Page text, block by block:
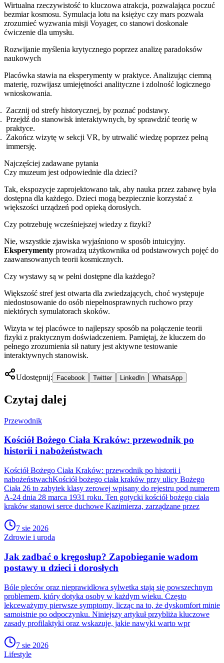
Wirtualna rzeczywistość to kluczowa atrakcja, pozwalająca poczuć
bezmiar kosmosu. Symulacja lotu na księżyc czy mars pozwala
zrozumieć wyzwania misji Voyager, co stanowi doskonałe
ćwiczenie dla umysłu.
Rozwijanie myślenia krytycznego poprzez analizę paradoksów
naukowych
Placówka stawia na eksperymenty w praktyce. Analizując ciemną
materię, rozwijasz umiejętności analityczne i zdolność logicznego
wnioskowania.
Zacznij od strefy historycznej, by poznać podstawy.
Przejdź do stanowisk interaktywnych, by sprawdzić teorię w
praktyce.
Zakończ wizytę w sekcji VR, by utrwalić wiedzę poprzez pełną
immersję.
Najczęściej zadawane pytania
Czy muzeum jest odpowiednie dla dzieci?
Tak, ekspozycje zaprojektowano tak, aby nauka przez zabawę była
dostępna dla każdego. Dzieci mogą bezpiecznie korzystać z
większości urządzeń pod opieką dorosłych.
Czy potrzebuję wcześniejszej wiedzy z fizyki?
Nie, wszystkie zjawiska wyjaśniono w sposób intuicyjny.
Eksperymenty prowadzą użytkownika od podstawowych pojęć do
zaawansowanych teorii kosmicznych.
Czy wystawy są w pełni dostępne dla każdego?
Większość stref jest otwarta dla zwiedzających, choć występuje
niedostosowanie do osób niepełnosprawnych ruchowo przy
niektórych symulatorach skoków.
Wizyta w tej placówce to najlepszy sposób na połączenie teorii
fizyki z praktycznym doświadczeniem. Pamiętaj, że kluczem do
pełnego zrozumienia sił natury jest aktywne testowanie
interaktywnych stanowisk.
Udostępnij: Facebook Twitter LinkedIn WhatsApp
Czytaj dalej
Przewodnik
Kościół Bożego Ciała Kraków: przewodnik po
historii i nabożeństwach
Kościół Bożego Ciała Kraków: przewodnik po historii i
nabożeństwachKościół bożego ciała kraków przy ulicy Bożego
Ciała 26 to zabytek klasy zerowej wpisany do rejestru pod numerem
A-24 dnia 28 marca 1931 roku. Ten gotycki kościół bożego ciała
kraków stanowi serce duchowe Kazimierza, zarządzane przez
7 sie 2026
Zdrowie i uroda
Jak zadbać o kręgosłup? Zapobieganie wadom
postawy u dzieci i dorosłych
Bóle pleców oraz nieprawidłowa sylwetka stają się powszechnym
problemem, który dotyka osoby w każdym wieku. Często
lekceważymy pierwsze symptomy, licząc na to, że dyskomfort minie
samoistnie po odpoczynku. Niniejszy artykuł przybliża kluczowe
zasady profilaktyki oraz wskazuje, jakie nawyki warto wpr
7 sie 2026
Lifestyle